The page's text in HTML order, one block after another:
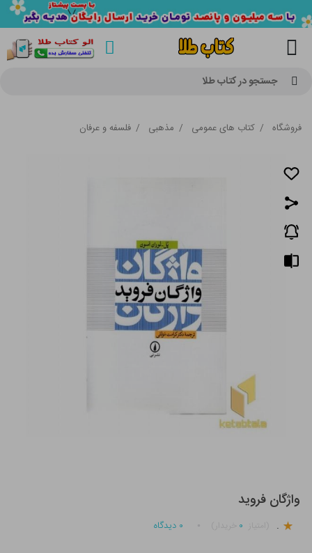
جستجو در کتاب طلا
فروشگاه / کتاب های عمومی / مذهبی / فلسفه و عرفان
واژگان فروید
. ۰ ۰ دیدگاه